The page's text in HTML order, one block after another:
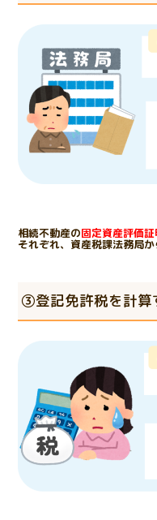
相続不動産の固定資産評価証
それぞれ、資産税課法務局
③登記免許税を計算